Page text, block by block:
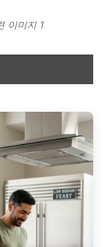
이미지 1